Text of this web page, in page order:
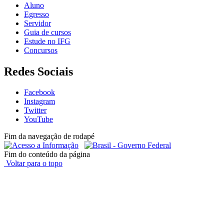
Aluno
Egresso
Servidor
Guia de cursos
Estude no IFG
Concursos
Redes Sociais
Facebook
Instagram
Twitter
YouTube
Fim da navegação de rodapé
Fim do conteúdo da página
Voltar para o topo